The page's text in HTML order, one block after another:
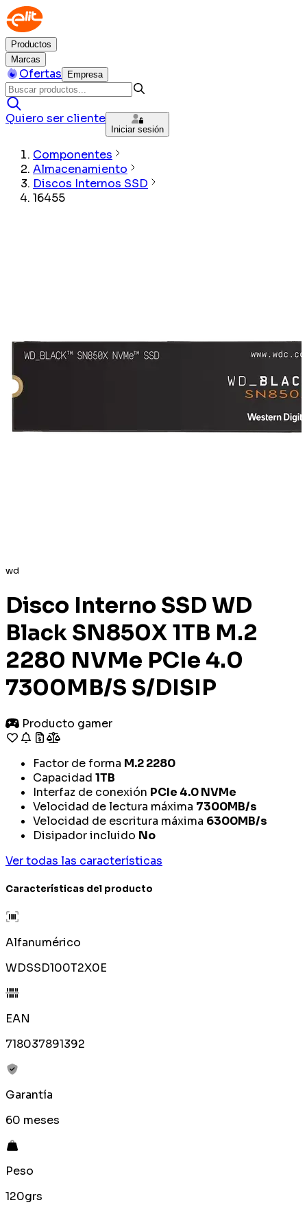
Productos
Marcas
Ofertas Empresa
Quiero ser cliente
Iniciar sesión
Componentes
Almacenamiento
Discos Internos SSD
16455
wd
Disco Interno SSD WD
Black SN850X 1TB M.2
2280 NVMe PCIe 4.0
7300MB/S S/DISIP
Producto gamer
Factor de forma M.2 2280
Capacidad 1TB
Interfaz de conexión PCIe 4.0 NVMe
Velocidad de lectura máxima 7300MB/s
Velocidad de escritura máxima 6300MB/s
Disipador incluido No
Ver todas las características
Características del producto
Alfanumérico
WDSSD100T2X0E
EAN
718037891392
Garantía
60 meses
Peso
120grs